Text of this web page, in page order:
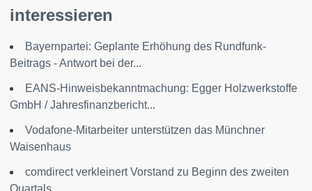
interessieren
Bayernpartei: Geplante Erhöhung des Rundfunk-
Beitrags - Antwort bei der...
EANS-Hinweisbekanntmachung: Egger Holzwerkstoffe
GmbH / Jahresfinanzbericht...
Vodafone-Mitarbeiter unterstützen das Münchner
Waisenhaus
comdirect verkleinert Vorstand zu Beginn des zweiten
Quartals